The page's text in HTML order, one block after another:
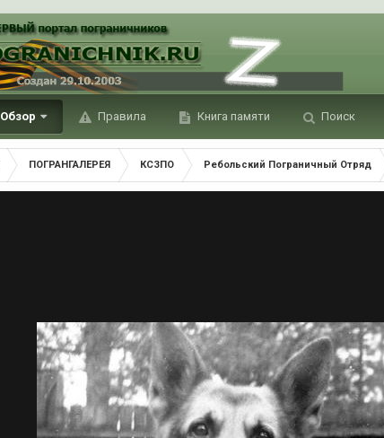
Обзор Правила Книга памяти Поиск
ПОГРАНГАЛЕРЕЯ КСЗПО Ребольский Пограничный Отряд